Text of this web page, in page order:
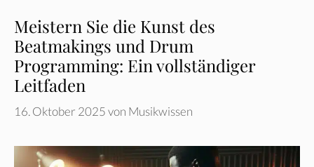
Meistern Sie die Kunst des
Beatmakings und Drum
Programming: Ein vollständiger
Leitfaden
16. Oktober 2025von Musikwissen